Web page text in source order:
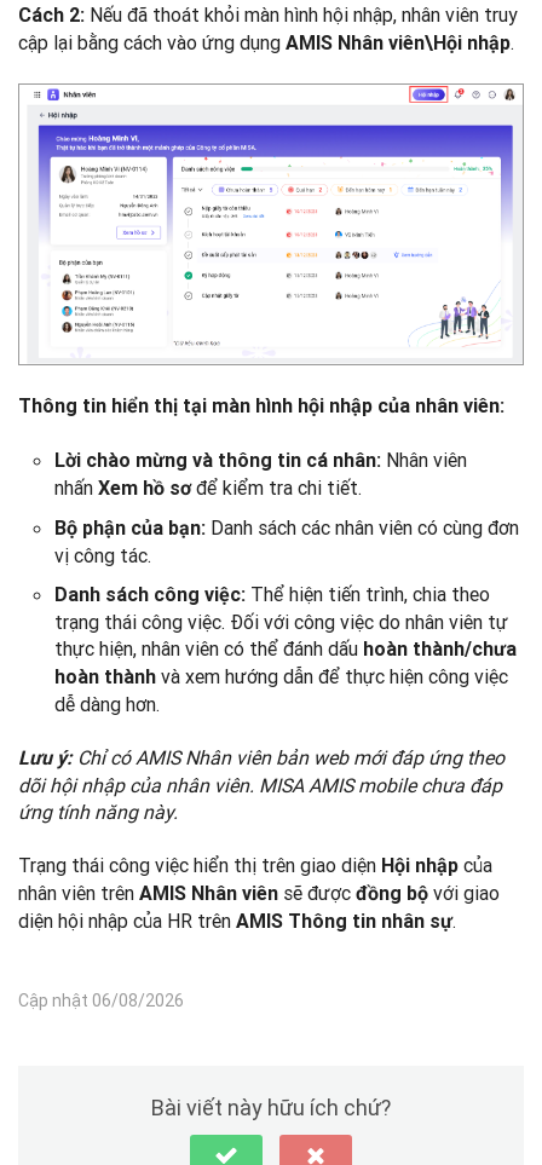
Cách 2: Nếu đã thoát khỏi màn hình hội nhập, nhân viên truy
cập lại bằng cách vào ứng dụng AMIS Nhân viên\Hội nhập.
Thông tin hiển thị tại màn hình hội nhập của nhân viên:
Lời chào mừng và thông tin cá nhân: Nhân viên
nhấn Xem hồ sơđể kiểm tra chi tiết.
Bộ phận của bạn: Danh sách các nhân viên có cùng đơn
vị công tác.
Danh sách công việc: Thể hiện tiến trình, chia theo
trạng thái công việc. Đối với công việc do nhân viên tự
thực hiện, nhân viên có thể đánh dấu hoàn thành/chưa
hoàn thành và xem hướng dẫn để thực hiện công việc
dễ dàng hơn.
Lưu ý:Chỉ có AMIS Nhân viên bản web mới đáp ứng theo
dõi hội nhập của nhân viên. MISA AMIS mobile chưa đáp
ứng tính năng này.
Trạng thái công việc hiển thị trên giao diện Hội nhập của
nhân viên trên AMIS Nhân viên sẽ được đồng bộ với giao
diện hội nhập của HR trên AMIS Thông tin nhân sự.
Cập nhật 06/08/2026
Bài viết này hữu ích chứ?